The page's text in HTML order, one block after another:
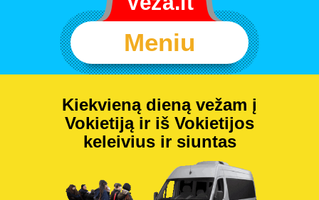
Meniu
Kiekvieną dieną vežam į
Vokietiją ir iš Vokietijos
keleivius ir siuntas